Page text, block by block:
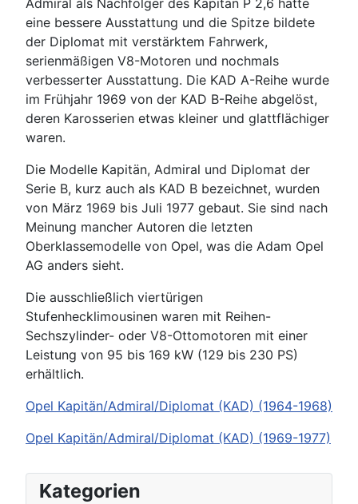
Admiral als Nachfolger des Kapitän P 2,6 hatte
eine bessere Ausstattung und die Spitze bildete
der Diplomat mit verstärktem Fahrwerk,
serienmäßigen V8-Motoren und nochmals
verbesserter Ausstattung. Die KAD A-Reihe wurde
im Frühjahr 1969 von der KAD B-Reihe abgelöst,
deren Karosserien etwas kleiner und glattflächiger
waren.
Die Modelle Kapitän, Admiral und Diplomat der
Serie B, kurz auch als KAD B bezeichnet, wurden
von März 1969 bis Juli 1977 gebaut. Sie sind nach
Meinung mancher Autoren die letzten
Oberklassemodelle von Opel, was die Adam Opel
AG anders sieht.
Die ausschließlich viertürigen
Stufenhecklimousinen waren mit Reihen-
Sechszylinder- oder V8-Ottomotoren mit einer
Leistung von 95 bis 169 kW (129 bis 230 PS)
erhältlich.
Opel Kapitän/Admiral/Diplomat (KAD) (1964-1968)
Opel Kapitän/Admiral/Diplomat (KAD) (1969-1977)
Kategorien